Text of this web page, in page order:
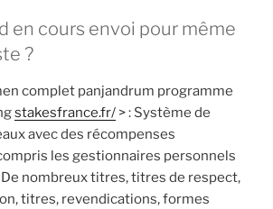
en cours envoi pour même
?
complet panjandrum programme
stakesfrance.fr/ > : Système de
avec des récompenses
les gestionnaires personnels
nombreux titres, titres de respect,
titres, revendications, formes